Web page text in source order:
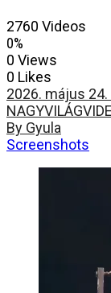
2760 Videos
0%
0 Views
0 Likes
2026. május 24.
NAGYVILÁG
By Gyula
Screenshots